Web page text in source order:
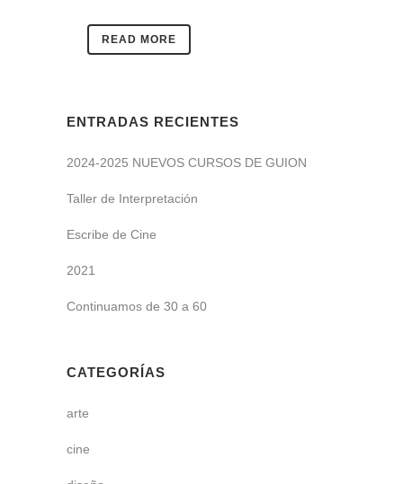
READ MORE
ENTRADAS RECIENTES
2024-2025 NUEVOS CURSOS DE GUION
Taller de Interpretación
Escribe de Cine
2021
Continuamos de 30 a 60
CATEGORÍAS
arte
cine